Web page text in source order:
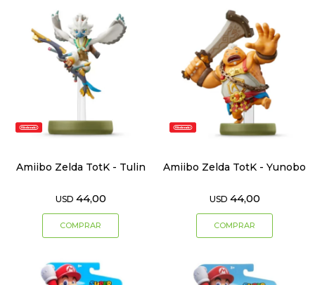
Amiibo Zelda TotK - Tulin
USD 44,00
Amiibo Zelda TotK - Yunobo
USD 44,00